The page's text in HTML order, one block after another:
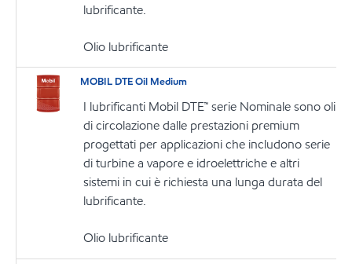
lubrificante.
Olio lubrificante
MOBIL DTE Oil Medium
I lubrificanti Mobil DTE™ serie Nominale sono oli
di circolazione dalle prestazioni premium
progettati per applicazioni che includono serie
di turbine a vapore e idroelettriche e altri
sistemi in cui è richiesta una lunga durata del
lubrificante.
Olio lubrificante